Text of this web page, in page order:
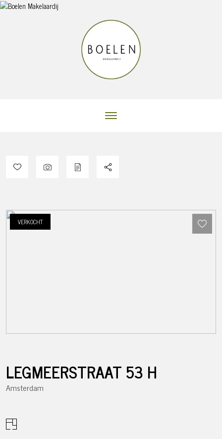
VERKOCHT
LEGMEERSTRAAT53 H
Amsterdam